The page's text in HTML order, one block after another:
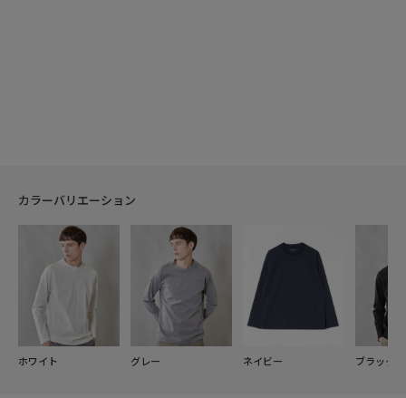
カラーバリエーション
ホワイト グレー ネイビー ブラック